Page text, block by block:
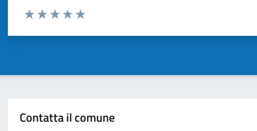
Valuta da 1 a 5 stelle la pagina
Contatta il comune